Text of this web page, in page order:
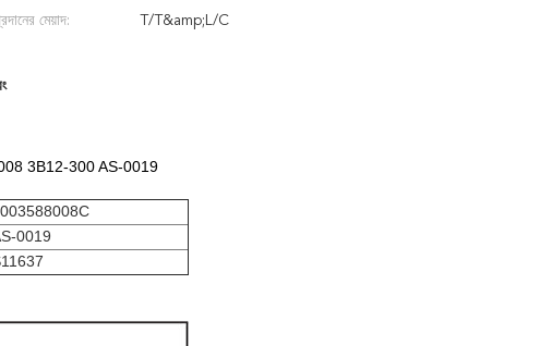
মেয়াদ: T/T&amp;L/C
8008 3B12-300 AS-0019
0019